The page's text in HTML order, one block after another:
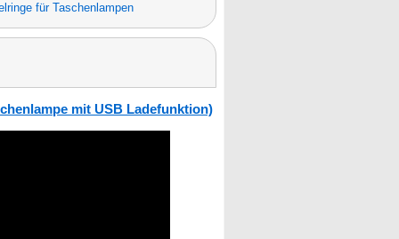
für Taschenlampen
mit USB Ladefunktion)